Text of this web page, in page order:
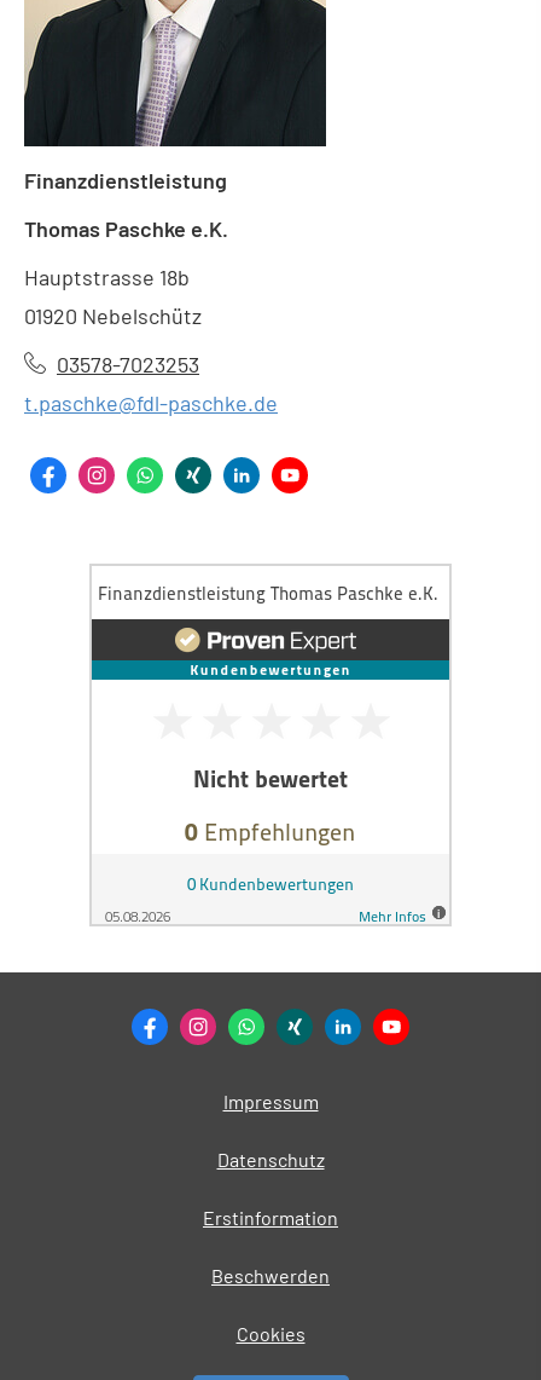
Finanzdienstleistung
Thomas Paschke e.K.
Hauptstrasse 18b
01920 Nebelschütz
03578-7023253
t.paschke@fdl-paschke.de
Impressum
Datenschutz
Erstinformation
Beschwerden
Cookies